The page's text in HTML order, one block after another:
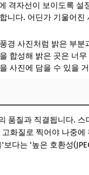
만들기
활용법
마세요
용 팁
격자선이 보이도록 설
니다. 어딘가 기울어
풍경 사진처럼 밝은 부분
합성해 밝은 곳은 너
사진에 담을 수 있을
품질과 직결됩니다.
화질로 찍어야 나중
다는 '높은 호환성